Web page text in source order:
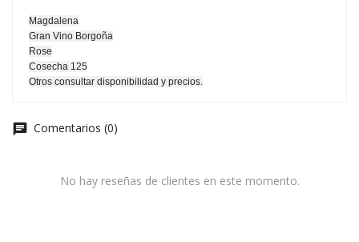
Magdalena
Gran Vino Borgoña
Rose
Cosecha 125
Otros consultar disponibilidad y precios.
Comentarios (0)
No hay reseñas de clientes en este momento.